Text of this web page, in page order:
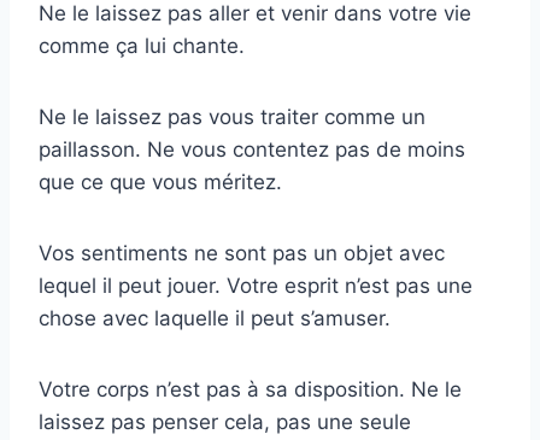
Ne le laissez pas aller et venir dans votre vie
comme ça lui chante.
Ne le laissez pas vous traiter comme un
paillasson. Ne vous contentez pas de moins
que ce que vous méritez.
Vos sentiments ne sont pas un objet avec
lequel il peut jouer. Votre esprit n’est pas une
chose avec laquelle il peut s’amuser.
Votre corps n’est pas à sa disposition. Ne le
laissez pas penser cela, pas une seule